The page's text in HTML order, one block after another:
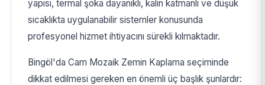
yapısı, termal şoka dayanıklı, kalın katmanlı ve düşük
sıcaklıkta uygulanabilir sistemler konusunda
profesyonel hizmet ihtiyacını sürekli kılmaktadır.
Bingöl'da Cam Mozaik Zemin Kaplama seçiminde
dikkat edilmesi gereken en önemli üç başlık şunlardır: